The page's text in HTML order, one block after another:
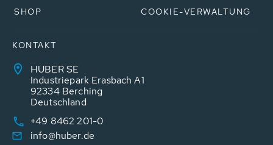
SHOP
COOKIE-VERWALTUNG
KONTAKT
HUBER SE
Industriepark Erasbach A1
92334 Berching
Deutschland
+49 8462 201-0
info@huber.de